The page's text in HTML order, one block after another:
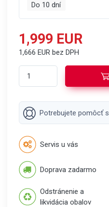
Do 10 dní
1,999 EUR
1,666 EUR bez DPH
Potrebujete pomôcť
Servis u vás
Doprava zadarmo
Odstránenie a
likvidácia obalov